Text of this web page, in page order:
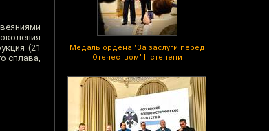
Медаль ордена "За заслуги перед
Отечеством" II степени
(21
сплава,